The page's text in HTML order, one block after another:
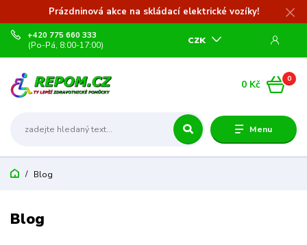
Prázdninová akce na skládací elektrické vozíky!
Menu
CZK
+420 775 660 333
(Po-Pá, 8:00-17:00)
0
0 Kč
Blog
Blog